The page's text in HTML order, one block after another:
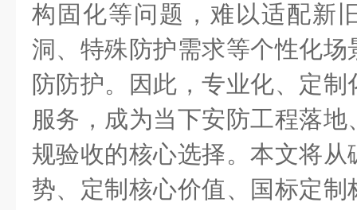
构固化等问题，难以适配新
洞、特殊防护需求等个性化
防防护。因此，专业化、定
服务，成为当下安防工程落
规验收的核心选择。本文将
势、定制核心价值、国标定